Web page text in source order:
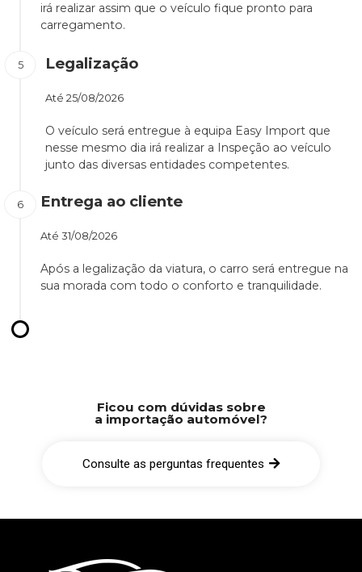
irá realizar assim que o veículo fique pronto para
carregamento.
Legalização
Até 25/08/2026
O veículo será entregue à equipa Easy Import que
nesse mesmo dia irá realizar a Inspeção ao veículo
junto das diversas entidades competentes.
Entrega ao cliente
Até 31/08/2026
Após a legalização da viatura, o carro será entregue na
sua morada com todo o conforto e tranquilidade.
Ficou com dúvidas sobre
a importação automóvel?
Consulte as perguntas frequentes